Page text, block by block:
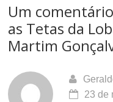
e
n
Um
as Tetas da
Martim
23 de